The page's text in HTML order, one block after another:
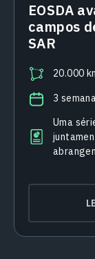
EOSDA
campos
SAR
20.000
3
Uma